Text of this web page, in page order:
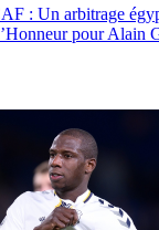
: Un arbitrage
pour Alain